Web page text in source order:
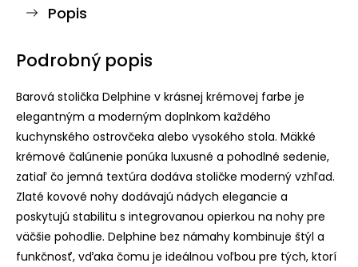
Popis
Podrobný popis
Barová stolička Delphine v krásnej krémovej farbe je
elegantným a moderným doplnkom každého
kuchynského ostrovčeka alebo vysokého stola. Mäkké
krémové čalúnenie ponúka luxusné a pohodlné sedenie,
zatiaľ čo jemná textúra dodáva stoličke moderný vzhľad.
Zlaté kovové nohy dodávajú nádych elegancie a
poskytujú stabilitu s integrovanou opierkou na nohy pre
väčšie pohodlie. Delphine bez námahy kombinuje štýl a
funkčnosť, vďaka čomu je ideálnou voľbou pre tých, ktorí